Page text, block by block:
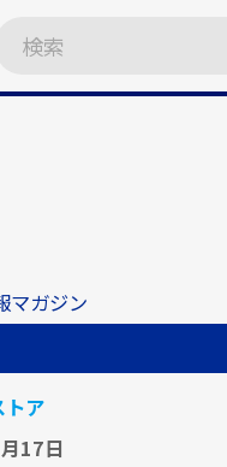
マガジン
トア
17日